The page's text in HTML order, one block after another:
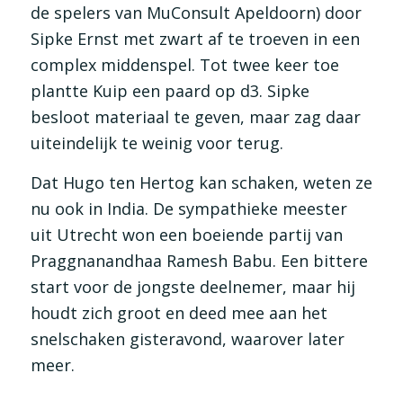
de spelers van MuConsult Apeldoorn) door
Sipke Ernst met zwart af te troeven in een
complex middenspel. Tot twee keer toe
plantte Kuip een paard op d3. Sipke
besloot materiaal te geven, maar zag daar
uiteindelijk te weinig voor terug.
Dat Hugo ten Hertog kan schaken, weten ze
nu ook in India. De sympathieke meester
uit Utrecht won een boeiende partij van
Praggnanandhaa Ramesh Babu. Een bittere
start voor de jongste deelnemer, maar hij
houdt zich groot en deed mee aan het
snelschaken gisteravond, waarover later
meer.